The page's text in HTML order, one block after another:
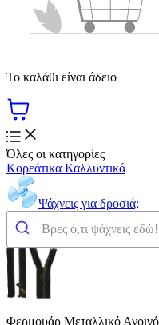
Το καλάθι είναι άδειο
Όλες οι κατηγορίες
Κορεάτικα Καλλυντικά
Ψάχνεις για δροσιά;
Φερμουάρ Μεταλλικό